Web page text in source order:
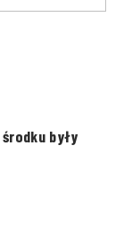
były